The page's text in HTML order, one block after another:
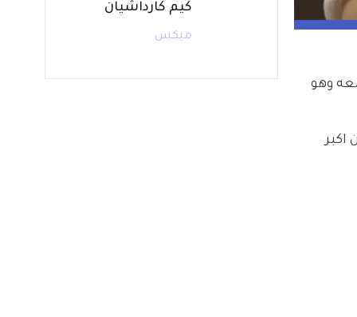
وهو
اكبر
كيم كارداشيان
ميكس